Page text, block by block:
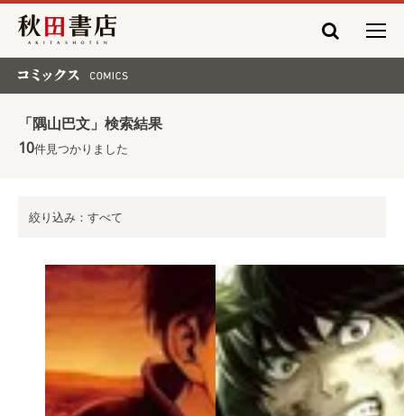
秋田書店
「隅山巴文」検索結果
10件見つかりました
絞り込み：すべて